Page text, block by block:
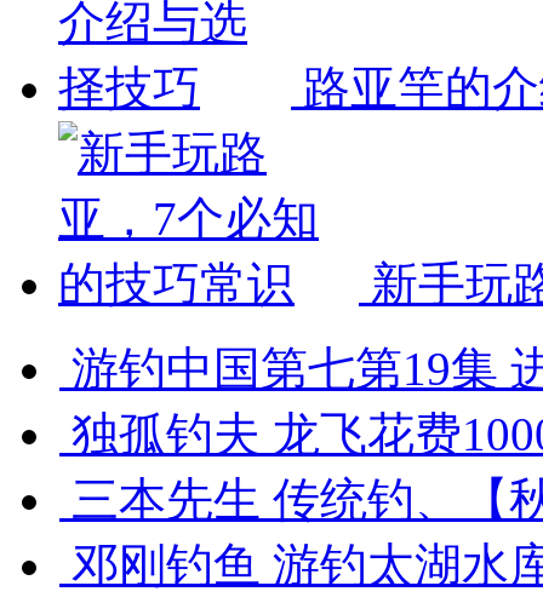
路亚竿的
新手玩
游钓中国第七第19集
独孤钓夫 龙飞花费
三本先生 传统钓、【
邓刚钓鱼 游钓太湖水